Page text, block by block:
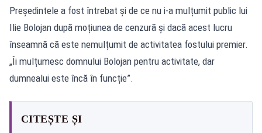
Președintele a fost întrebat și de ce nu i-a mulțumit public lui
Ilie Bolojan după moțiunea de cenzură și dacă acest lucru
înseamnă că este nemulțumit de activitatea fostului premier.
„Îi mulțumesc domnului Bolojan pentru activitate, dar
dumnealui este încă în funcție”.
CITEȘTE ȘI